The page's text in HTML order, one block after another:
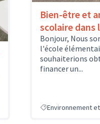
Bien-être et
scolaire dans
Bonjour, Nous
l'école
souhaiterions
financer un...
Environnement